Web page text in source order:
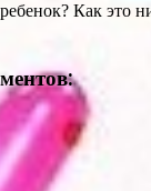
Как это